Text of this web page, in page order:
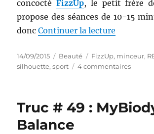
concoctéFizzUp, le petit frère
propose des séances de 10-15
doncContinuer la lecture
Publié
le
14/09/2015 Catégories
Beauté Étiquettes
FizzUp, minceur,
silhouette,sport 4 commentairessur
online
Truc # 49 :
Balance